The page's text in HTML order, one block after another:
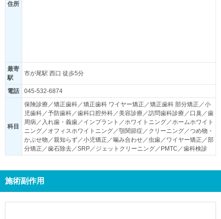
住所
最寄
駅
市が尾駅 西口 徒歩5分
電話 045-532-6874
科目
保険診療／矯正歯科／矯正歯科 ワイヤー矯正／矯正歯科 部分矯正／小
児歯科／予防歯科／歯科口腔外科／美容診療／訪問歯科診療／口臭／歯
周病／入れ歯・義歯／インプラント／ホワイトニング／ホームホワイト
ニング／オフィスホワイトニング／顎関節症／クリーニング／つめ物・
かぶせ物／親知らず／小児矯正／噛み合わせ／虫歯／ワイヤー矯正／部
分矯正／歯石除去／SRP／ジェットクリーニング／PMTC／歯科検診
施術副作用